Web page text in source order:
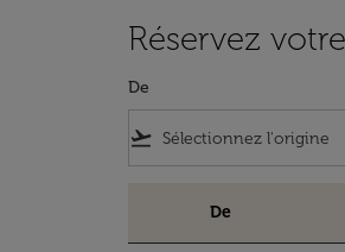
Réservez
De
flight_takeoff
De